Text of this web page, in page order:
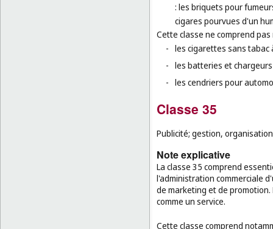
: les briquets pour
cigares pourvues d'un
Cette classe ne comprend
- les cigarettes sans tabac
- les batteries et
- les cendriers pour
Classe 35
Publicité; gestion,
Note explicative
La classe 35 comprend
l'administration commerciale
de marketing et de
comme un service.
Cette classe comprend